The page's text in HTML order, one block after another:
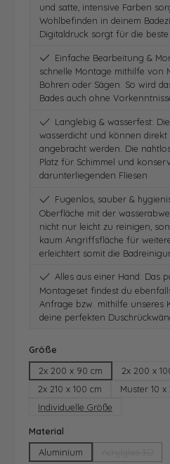
und satte, intensive Farben
Wohlbefinden in deinem
Digitaldruck sorgt für die
Einfache Bearbeitung &
schnelle Montage mithilfe von
Bohren oder Sägen. So wird
Bades auch ohne
Langlebig & wasserfest:
wasserdicht und können
angebracht werden. Die
Platz für Schimmel und
darunterliegenden Fliesen
Fugenlos, sauber &
Oberfläche mit der
nicht nur leicht zu reinigen,
kaum Angriffsfläche für
erleichtert somit die
Alles aus einer Hand: Das
Montageset findest du
Anfrage bzw. mithilfe unseres
deine perfekten
Größe
2x 200 x 90 cm
2x 200 x
2x 210 x 100 cm
Muster 10 x
Individuelle Größe
Material
Aluminium